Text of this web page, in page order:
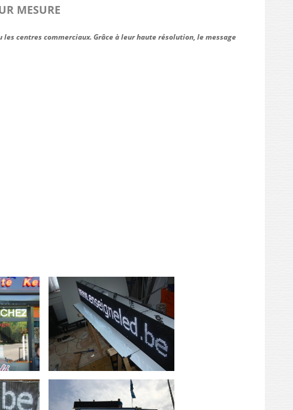
MESURE
centres commerciaux. Grâce à leur haute résolution, le message